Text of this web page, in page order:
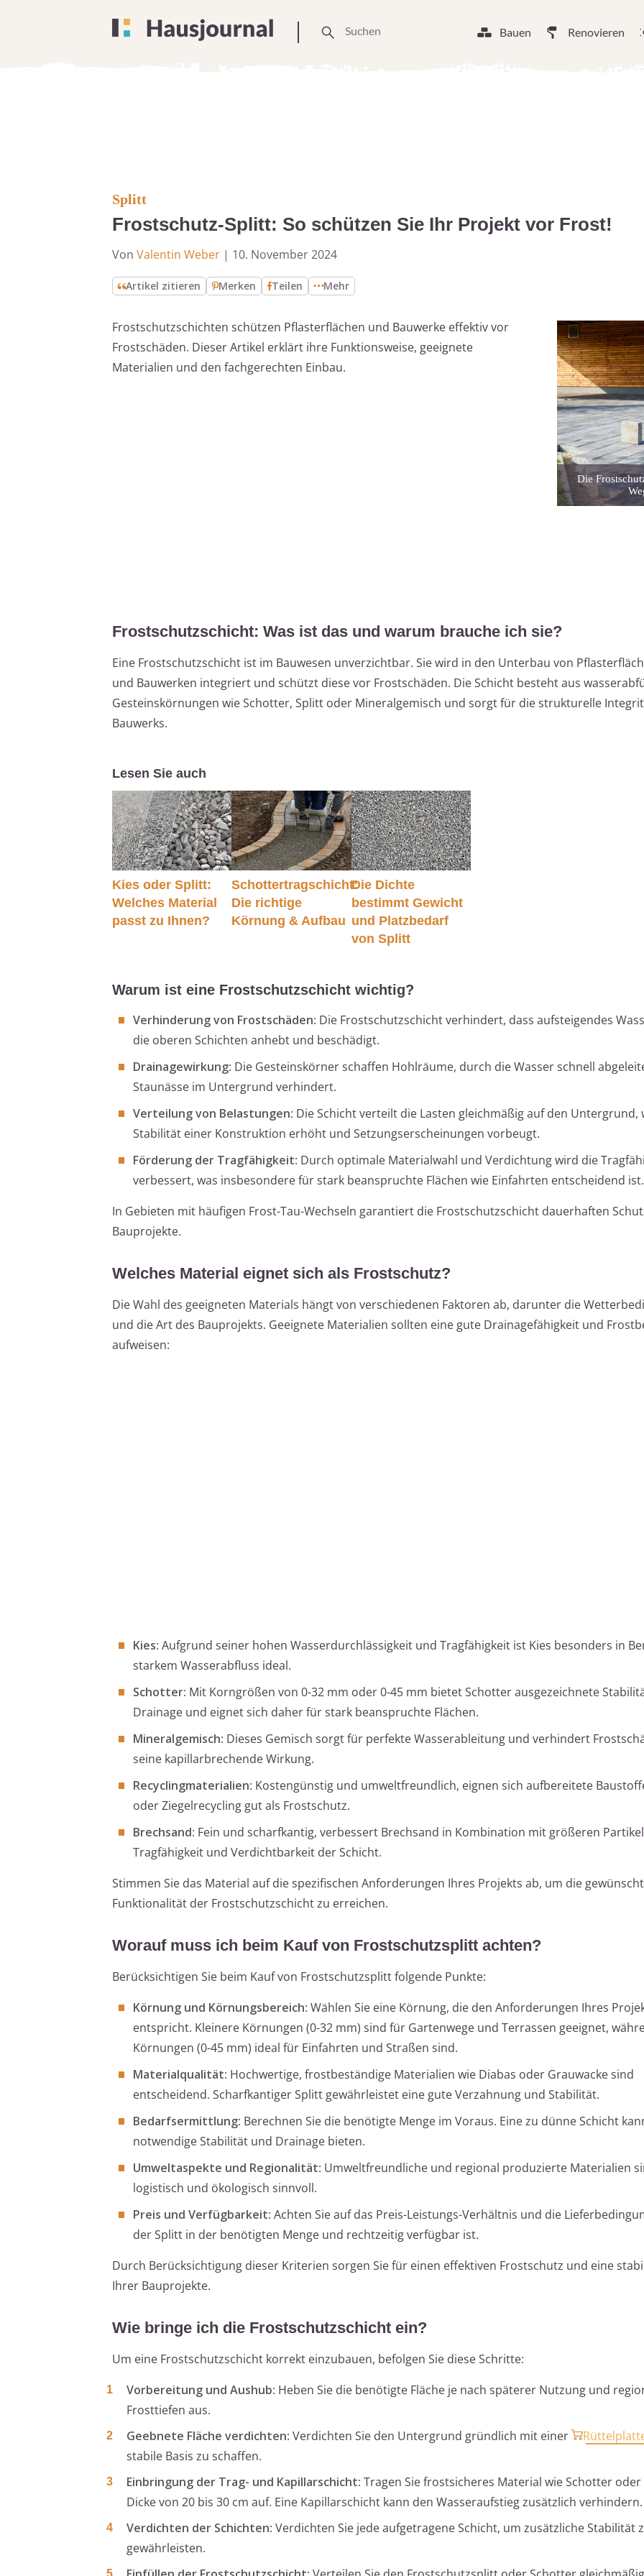
Bauen Renovieren
Splitt
Frostschutz-Splitt: So schützen Sie Ihr Projekt vor Frost!
Von Valentin Weber | 10. November 2024
Artikel zitieren Merken Teilen Mehr
Frostschutzschichten schützen Pflasterflächen und Bauwerke effektiv vor
Frostschäden. Dieser Artikel erklärt ihre Funktionsweise, geeignete
Materialien und den fachgerechten Einbau.
Die
Frostschutzschicht: Was ist das und warum brauche ich sie?
Eine Frostschutzschicht ist im Bauwesen unverzichtbar. Sie wird in den Unterbau von
und Bauwerken integriert und schützt diese vor Frostschäden. Die Schicht besteht aus
Gesteinskörnungen wie Schotter, Splitt oder Mineralgemisch und sorgt für die strukturelle
Bauwerks.
Lesen Sie auch
Kies oder Splitt:
Welches Material
passt zu Ihnen?
Schottertragschicht:
Die richtige
Körnung & Aufbau
Die Dichte
bestimmt Gewicht
und Platzbedarf
von Splitt
Warum ist eine Frostschutzschicht wichtig?
Verhinderung von Frostschäden: Die Frostschutzschicht verhindert, dass aufsteigendes
die oberen Schichten anhebt und beschädigt.
Drainagewirkung: Die Gesteinskörner schaffen Hohlräume, durch die Wasser schnell
Staunässe im Untergrund verhindert.
Verteilung von Belastungen: Die Schicht verteilt die Lasten gleichmäßig auf den Untergrund,
Stabilität einer Konstruktion erhöht und Setzungserscheinungen vorbeugt.
Förderung der Tragfähigkeit: Durch optimale Materialwahl und Verdichtung wird die
verbessert, was insbesondere für stark beanspruchte Flächen wie Einfahrten entscheidend ist.
In Gebieten mit häufigen Frost-Tau-Wechseln garantiert die Frostschutzschicht dauerhaften
Bauprojekte.
Welches Material eignet sich als Frostschutz?
Die Wahl des geeigneten Materials hängt von verschiedenen Faktoren ab, darunter die
und die Art des Bauprojekts. Geeignete Materialien sollten eine gute Drainagefähigkeit und
aufweisen:
Kies: Aufgrund seiner hohen Wasserdurchlässigkeit und Tragfähigkeit ist Kies besonders in
starkem Wasserabfluss ideal.
Schotter: Mit Korngrößen von 0-32 mm oder 0-45 mm bietet Schotter ausgezeichnete
Drainage und eignet sich daher für stark beanspruchte Flächen.
Mineralgemisch: Dieses Gemisch sorgt für perfekte Wasserableitung und verhindert
seine kapillarbrechende Wirkung.
Recyclingmaterialien: Kostengünstig und umweltfreundlich, eignen sich aufbereitete
oder Ziegelrecycling gut als Frostschutz.
Brechsand: Fein und scharfkantig, verbessert Brechsand in Kombination mit größeren
Tragfähigkeit und Verdichtbarkeit der Schicht.
Stimmen Sie das Material auf die spezifischen Anforderungen Ihres Projekts ab, um die
Funktionalität der Frostschutzschicht zu erreichen.
Worauf muss ich beim Kauf von Frostschutzsplitt achten?
Berücksichtigen Sie beim Kauf von Frostschutzsplitt folgende Punkte:
Körnung und Körnungsbereich: Wählen Sie eine Körnung, die den Anforderungen Ihres
entspricht. Kleinere Körnungen (0-32 mm) sind für Gartenwege und Terrassen geeignet,
Körnungen (0-45 mm) ideal für Einfahrten und Straßen sind.
Materialqualität: Hochwertige, frostbeständige Materialien wie Diabas oder Grauwacke sind
entscheidend. Scharfkantiger Splitt gewährleistet eine gute Verzahnung und Stabilität.
Bedarfsermittlung: Berechnen Sie die benötigte Menge im Voraus. Eine zu dünne Schicht
notwendige Stabilität und Drainage bieten.
Umweltaspekte und Regionalität: Umweltfreundliche und regional produzierte Materialien
logistisch und ökologisch sinnvoll.
Preis und Verfügbarkeit: Achten Sie auf das Preis-Leistungs-Verhältnis und die
der Splitt in der benötigten Menge und rechtzeitig verfügbar ist.
Durch Berücksichtigung dieser Kriterien sorgen Sie für einen effektiven Frostschutz und eine
Ihrer Bauprojekte.
Wie bringe ich die Frostschutzschicht ein?
Um eine Frostschutzschicht korrekt einzubauen, befolgen Sie diese Schritte:
Vorbereitung und Aushub: Heben Sie die benötigte Fläche je nach späterer Nutzung und
Frosttiefen aus.
Geebnete Fläche verdichten: Verdichten Sie den Untergrund gründlich mit einer
stabile Basis zu schaffen.
Einbringung der Trag- und Kapillarschicht: Tragen Sie frostsicheres Material wie Schotter
Dicke von 20 bis 30 cm auf. Eine Kapillarschicht kann den Wasseraufstieg zusätzlich verhindern.
Verdichten der Schichten: Verdichten Sie jede aufgetragene Schicht, um zusätzliche Stabilität
gewährleisten.